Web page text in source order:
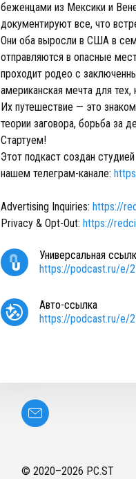
беженцами из Мексики и
документируют все, что
Они оба выросли в США в
отправляются в опасные
проходит родео с
американская мечта для
Их путешествие — это
теории заговора, борьба за
Стартуем!
Этот подкаст создан
нашем телеграм-канале:
Advertising Inquiries: https://
Privacy & Opt-Out: https://
Универсальная
https://podcast.ru/e/
Авто-ссылка
https://podcast.ru/e/
© 2020–2026 PC.ST